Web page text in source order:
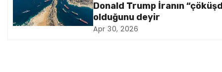
q
Donald Trump İranın
olduğunu deyir
Apr 30, 2026